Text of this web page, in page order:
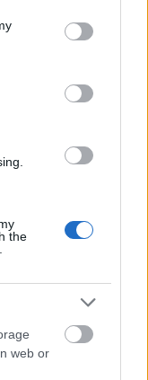
You may click to
party tags to
in below Google
the
web or
is ez az
hogy
témákról
a nyaralókra,
ezért fogjuk
játékok c.
írásával a
Rejtet
akkor látok
Erikát, Halász
játszik,
de
nemzetis